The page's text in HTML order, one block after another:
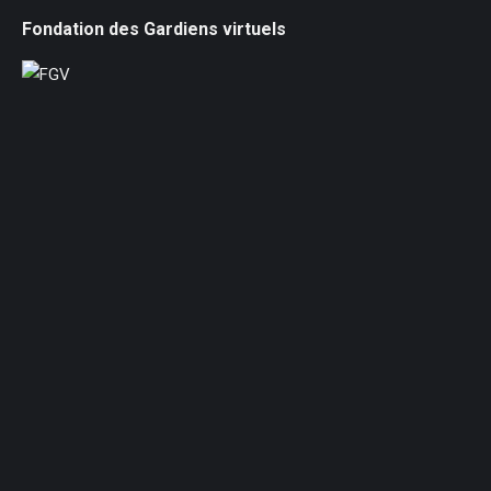
Fondation des Gardiens virtuels